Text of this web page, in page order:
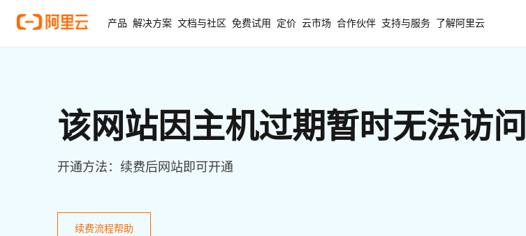
产品 解决方案 文档与社区 免费试用 定价 云市场 合作伙伴 支持与服务 了解阿里云
该网站因主机过期暂时无法访问
开通方法：续费后网站即可开通
续费流程帮助